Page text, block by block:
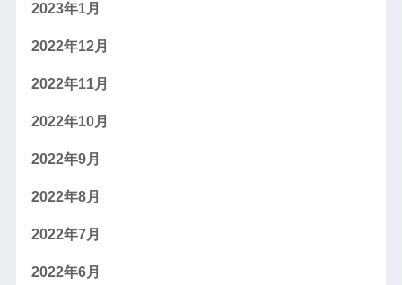
2023年1月
2022年12月
2022年11月
2022年10月
2022年9月
2022年8月
2022年7月
2022年6月